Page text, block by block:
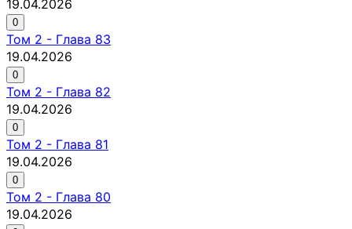
19.04.2026
0
Том 2 - Глава 83
19.04.2026
0
Том 2 - Глава 82
19.04.2026
0
Том 2 - Глава 81
19.04.2026
0
Том 2 - Глава 80
19.04.2026